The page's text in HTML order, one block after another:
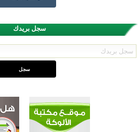
سجل بريدك